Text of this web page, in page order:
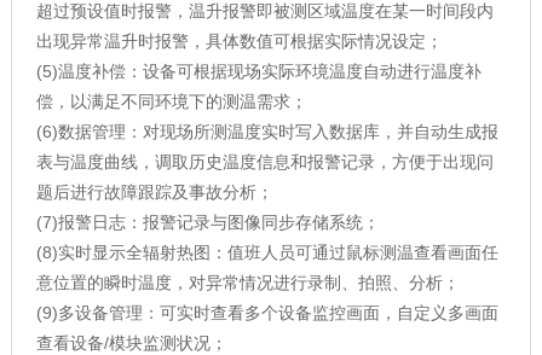
超过预设值时报警，温升报警即被测区域温度在某一时间段内
出现异常温升时报警，具体数值可根据实际情况设定；
(5)温度补偿：设备可根据现场实际环境温度自动进行温度补
偿，以满足不同环境下的测温需求；
(6)数据管理：对现场所测温度实时写入数据库，并自动生成报
表与温度曲线，调取历史温度信息和报警记录，方便于出现问
题后进行故障跟踪及事故分析；
(7)报警日志：报警记录与图像同步存储系统；
(8)实时显示全辐射热图：值班人员可通过鼠标测温查看画面任
意位置的瞬时温度，对异常情况进行录制、拍照、分析；
(9)多设备管理：可实时查看多个设备监控画面，自定义多画面
查看设备/模块监测状况；